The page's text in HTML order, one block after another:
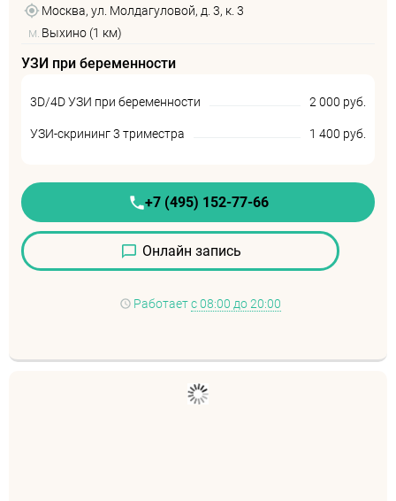
Москва, ул. Молдагуловой, д. 3, к. 3
м. Выхино (1 км)
УЗИ при беременности
3D/4D УЗИ при беременности 2 000 руб.
УЗИ-скрининг 3 триместра 1 400 руб.
+7 (495) 152-77-66
Онлайн запись
Работаетс 08:00 до 20:00